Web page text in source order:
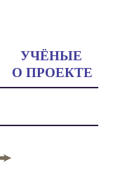
УЧЁНЫЕ
О ПРОЕКТЕ